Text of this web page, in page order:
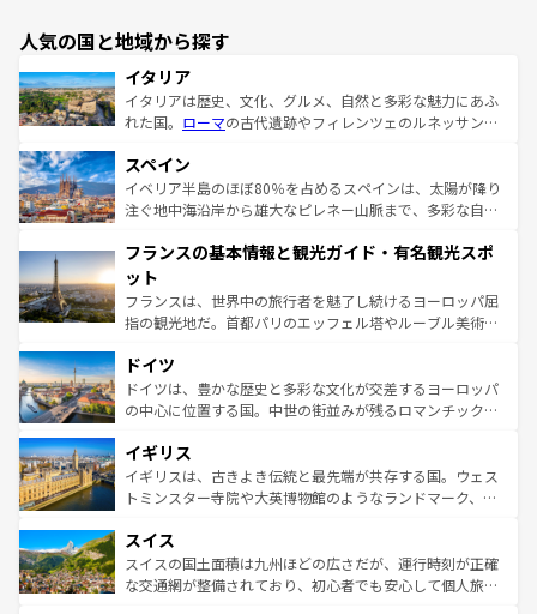
人気の国と地域から探す
イタリア
イタリアは歴史、文化、グルメ、自然と多彩な魅力にあふ
れた国。 ローマの古代遺跡やフィレンツェのルネッサンス
ろん、トスカーナの美しい田園風景やアマルフィ海岸の絶
景など、自然景観も見逃せない。観光の合間には、本場の
ピザやパスタなど、絶品のイタリア料理を堪能することも
ませてくれるイタリアで、忘れられない旅をしてみよう！
なお、新着のイタリア情報は
しい。
スペイン
イベリア半島のほぼ80％を占めるスペインは、太陽が降り
注ぐ地中海沿岸から雄大なピレネー山脈まで、多彩な自然
文化が根付くこの国では、情熱的なフラメンコ、熱気あふ
れる闘牛、そして美味しいタパスが生活の一部となってい
る。首都マドリードの洗練された雰囲気や、バルセロナの
アートに溢れた街角から、地方では古代ローマ遺跡や中世
せる。地方によって風土や気候が異なるスペインはその個
性で訪れる人を魅了する。 なお、新着のスペイン情報は コ
ンテンツ一覧を参照してほしい。
フランスの基本情報と観光ガイド・有名観光スポ
ット
フランスは、世界中の旅行者を魅了し続けるヨーロッパ屈
指の観光地だ。首都パリのエッフェル塔やルーブル美術館
で、幅広い魅力が詰まっている。華麗な宮殿、歴史的な大
聖堂、美しいビーチ、そして豊かな自然が、訪れる者を心
から魅了する。また、フランスは美食の国としても知ら
いる。シャンパンの発祥地であるランス、プロヴァンスの
香り高いラベンダー畑など、多彩な楽しみ方が可能だ。さ
らに、パリ以外の地域にも魅力が溢れており、どの街角に
れる地方に足を運ぶとそれぞれで全く異なる文化を体験で
きるだろう。 なお、新着のフランス情報はコンテンツ一覧
を参照してほしい。
ドイツ
ドイツは、豊かな歴史と多彩な文化が交差するヨーロッパ
の中心に位置する国。中世の街並みが残るロマンチック街
顔を持つこの国は、どこを歩いても飽きることがない。ベ
ルリンの文化的活気、バイエルン州のアルプスの絶景、そ
してライン川沿いのワイン畑といった風景は必見。ビール
は、お酒好きな人にはぜひ体験してほしい。 なお、新着の
ドイツ情報はコンテンツ一覧を参照してほしい。
イギリス
イギリスは、古きよき伝統と最先端が共存する国。ウェス
トミンスター寺院や大英博物館のようなランドマーク、歴
リアごとに異なる魅力がある。また、優雅なアフタヌーン
ティー、ビール好きにはたまらない英国パブ、サッカー観
戦など、本場だからこそできる体験も豊富。イギリスを旅
スイス
スイスの国土面積は九州ほどの広さだが、運行時刻が正確
な交通網が整備されており、初心者でも安心して個人旅行